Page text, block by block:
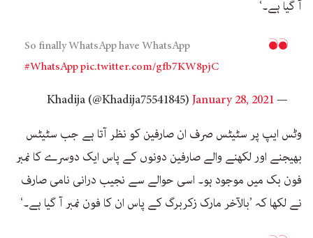
آ گیا ہے۔‘
So finally WhatsApp have WhatsApp
#WhatsApppic.twitter.com/gfb7KW8pjC
— Khadija (@Khadija75541845)
January 28, 2021
وٹس ایپ پر سٹیٹس صرف ان صارفین کو نظر آتا ہے جب سٹیٹس
بھیجنے اور لکھنے والے صارفین دونوں کے پاس ایک دوسرے کا نمبر
فون بک میں موجود ہو۔ اسی حوالے سے نجیب درانی نامی صارف
نے لکھا کہ ’بالآخر مارک زکربرگ کے پاس ان کا فون نمبر آ گیا ہے۔‘